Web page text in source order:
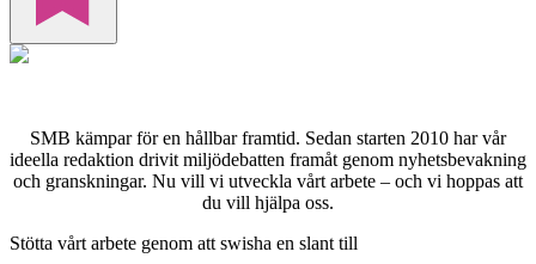
SMB kämpar för en hållbar framtid. Sedan starten 2010 har vår
ideella redaktion drivit miljödebatten framåt genom nyhetsbevakning
och granskningar. Nu vill vi utveckla vårt arbete – och vi hoppas att
du vill hjälpa oss.
Stötta vårt arbete genom att swisha en slant till